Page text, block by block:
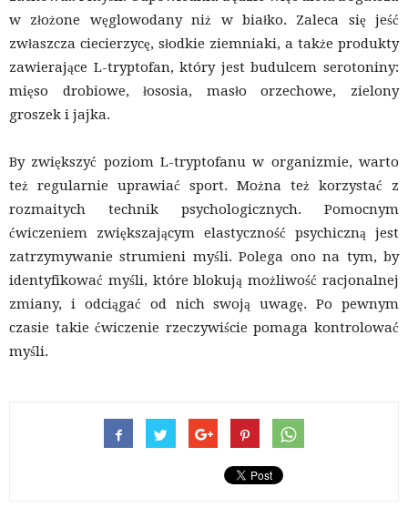
w złożone węglowodany niż w białko. Zaleca się jeść
zwłaszcza ciecierzycę, słodkie ziemniaki, a także produkty
zawierające L-tryptofan, który jest budulcem serotoniny:
mięso drobiowe, łososia, masło orzechowe, zielony
groszek i jajka.
By zwiększyć poziom L-tryptofanu w organizmie, warto
też regularnie uprawiać sport. Można też korzystać z
rozmaitych technik psychologicznych. Pomocnym
ćwiczeniem zwiększającym elastyczność psychiczną jest
zatrzymywanie strumieni myśli. Polega ono na tym, by
identyfikować myśli, które blokują możliwość racjonalnej
zmiany, i odciągać od nich swoją uwagę. Po pewnym
czasie takie ćwiczenie rzeczywiście pomaga kontrolować
myśli.